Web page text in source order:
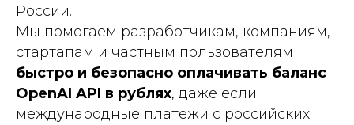
России.
Мы помогаем разработчикам, компаниям,
стартапам и частным пользователям
быстро и безопасно оплачивать баланс
OpenAI API в рублях, даже если
международные платежи с российских